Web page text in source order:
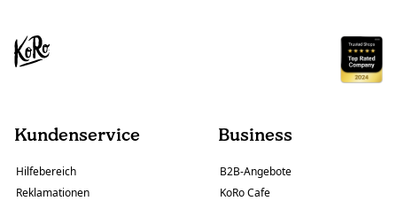
Kundenservice
Hilfebereich
Reklamationen
Business
B2B-Angebote
KoRo Cafe